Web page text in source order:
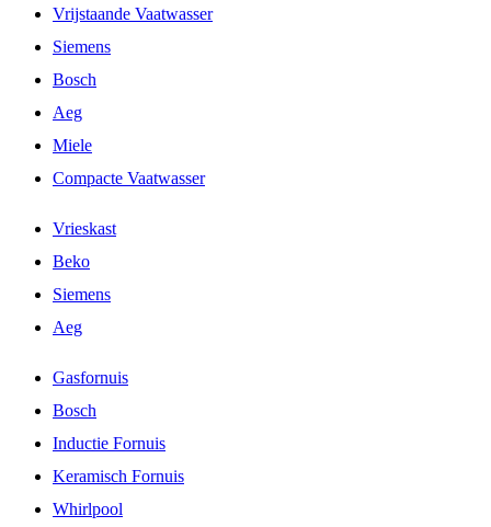
Vrijstaande Vaatwasser
Siemens
Bosch
Aeg
Miele
Compacte Vaatwasser
Vrieskast
Beko
Siemens
Aeg
Gasfornuis
Bosch
Inductie Fornuis
Keramisch Fornuis
Whirlpool